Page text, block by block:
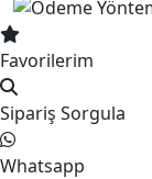
Favorilerim
Sipariş Sorgula
Whatsapp